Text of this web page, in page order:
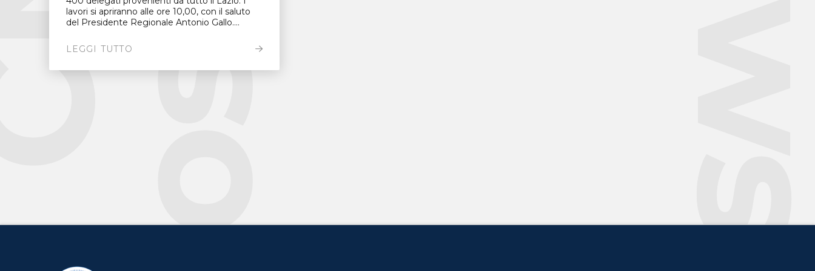
lavori si apriranno alle ore 10,00, con il saluto
del Presidente Regionale Antonio Gallo....
LEGGI TUTTO